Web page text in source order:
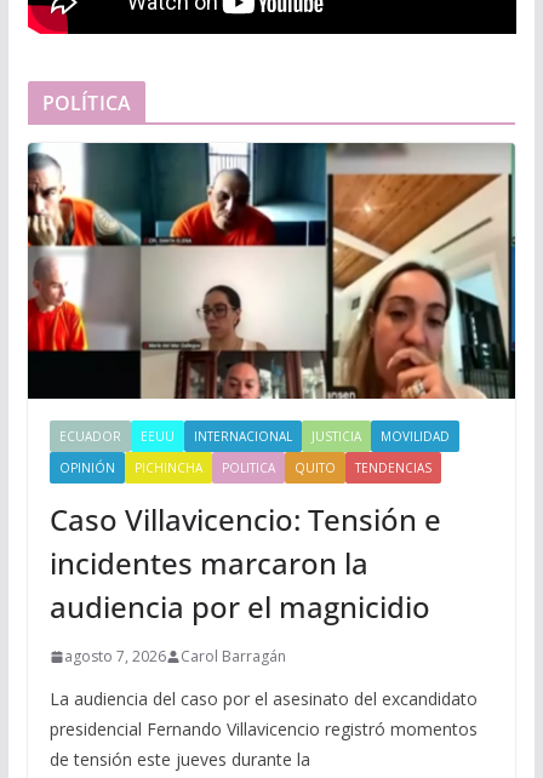
POLÍTICA
ECUADOR EEUU INTERNACIONAL JUSTICIA
MOVILIDAD
OPINIÓN
PICHINCHA POLITICA QUITO TENDENCIAS
Caso Villavicencio: Tensión e
incidentes marcaron la
audiencia por el magnicidio
agosto 7, 2026 Carol Barragán
La audiencia del caso por el asesinato del excandidato
presidencial Fernando Villavicencio registró momentos
de tensión este jueves durante la